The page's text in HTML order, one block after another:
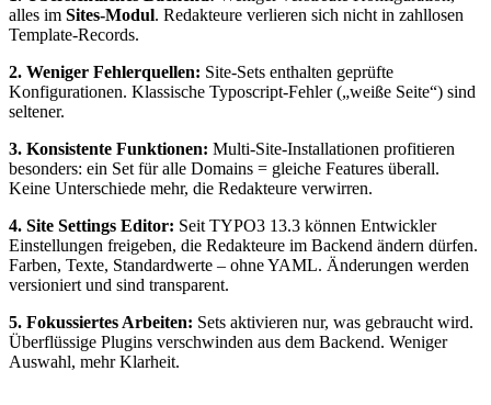
alles im Sites-Modul. Redakteure verlieren sich nicht in zahllosen
Template-Records.
2. Weniger Fehlerquellen: Site-Sets enthalten geprüfte
Konfigurationen. Klassische Typoscript-Fehler („weiße Seite“) sind
seltener.
3. Konsistente Funktionen: Multi-Site-Installationen profitieren
besonders: ein Set für alle Domains = gleiche Features überall.
Keine Unterschiede mehr, die Redakteure verwirren.
4. Site Settings Editor: Seit TYPO3 13.3 können Entwickler
Einstellungen freigeben, die Redakteure im Backend ändern dürfen.
Farben, Texte, Standardwerte – ohne YAML. Änderungen werden
versioniert und sind transparent.
5. Fokussiertes Arbeiten: Sets aktivieren nur, was gebraucht wird.
Überflüssige Plugins verschwinden aus dem Backend. Weniger
Auswahl, mehr Klarheit.